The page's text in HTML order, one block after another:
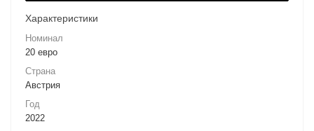
Характеристики
Номинал
20 евро
Страна
Австрия
Год
2022